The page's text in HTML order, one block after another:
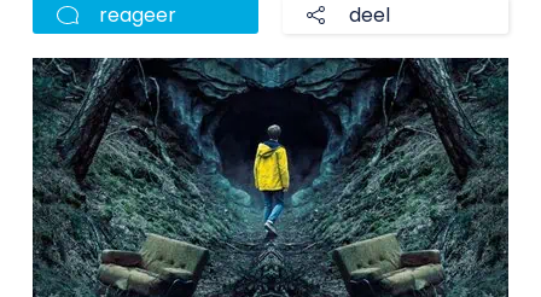
reageer deel